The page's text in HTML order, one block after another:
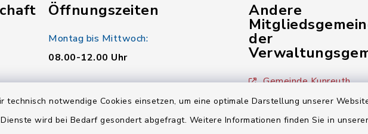
technisch notwendige Cookies einsetzen, um eine optimale Darstellung unserer
Dienste wird bei Bedarf gesondert abgefragt. Weitere Informationen finden Sie in
Öffnungszeiten
Montag bis Mittwoch:
08.00-12.00 Uhr
Donnerstag:
14.00-18.00 Uhr
Andere
der
Gemeinde Kunreuth
Gemeinde Wiesenthau